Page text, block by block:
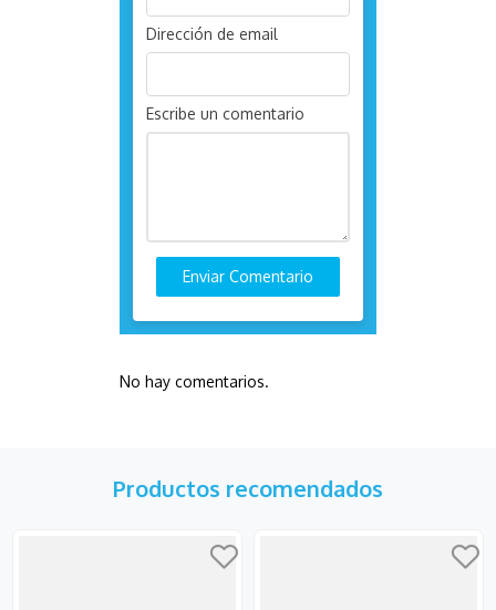
Dirección de email
Escribe un comentario
Enviar Comentario
No hay comentarios.
Productos recomendados